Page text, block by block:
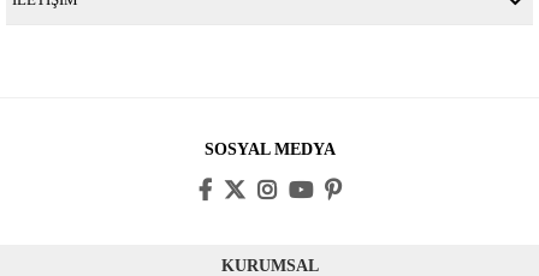
SOSYAL MEDYA
KURUMSAL